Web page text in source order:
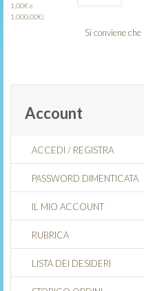
1,00€ e
1.000,00€)
Si conviene
Account
ACCEDI / REGISTRA
PASSWORD DIMENTICATA
IL MIO ACCOUNT
RUBRICA
LISTA DEI DESIDERI